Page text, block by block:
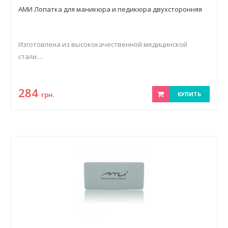
АМИ Лопатка для маникюра и педикюра двухсторонняя
Изготовлена из высококачественной медицинской
стали....
284 грн. КУПИТЬ